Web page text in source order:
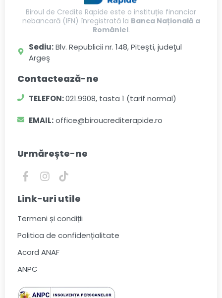
Biroul de Credite Rapide este o instituție financiar
nebancară (IFN) înregistrată la Banca Națională a
României.
Sediu:Blv. Republicii nr. 148, Piteşti, judeţul
Argeş
Contactează-ne
TELEFON:021.9908, tasta 1 (tarif normal)
EMAIL:office@biroucrediterapide.ro
Urmărește-ne
Link-uri utile
Termeni și condiții
Politica de confidențialitate
Acord ANAF
ANPC